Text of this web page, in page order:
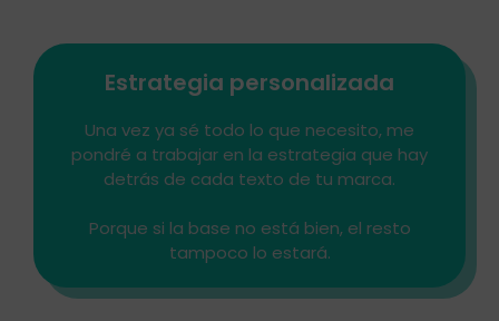
Estrategia personalizada
Una vez ya sé todo lo que necesito, me
pondré a trabajar en la estrategia que hay
detrás de cada texto de tu marca.
Porque si la base no está bien, el resto
tampoco lo estará.